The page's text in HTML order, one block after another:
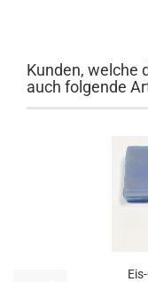
Kunden, welche
auch folgende